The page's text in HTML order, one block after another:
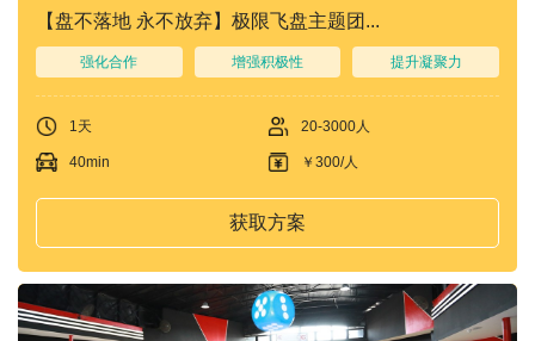
【盘不落地 永不放弃】极限飞盘主题团...
强化合作 增强积极性 提升凝聚力
1天 20-3000人
40min ￥300/人
获取方案